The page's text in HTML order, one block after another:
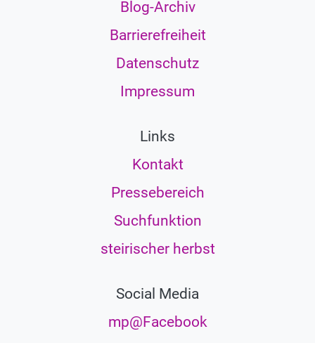
Blog-Archiv
Barrierefreiheit
Datenschutz
Impressum
Links
Kontakt
Pressebereich
Suchfunktion
steirischer herbst
Social Media
mp@Facebook